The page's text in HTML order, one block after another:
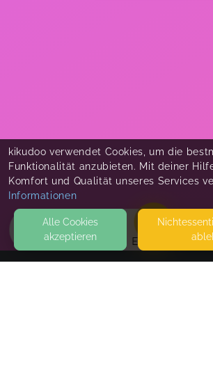
EVENTS
kikudoo verwendet Cookies, um die
Funktionalität anzubieten. Mit deiner
Komfort und Qualität unseres Services
Informationen
Alle Cookies
akzeptieren